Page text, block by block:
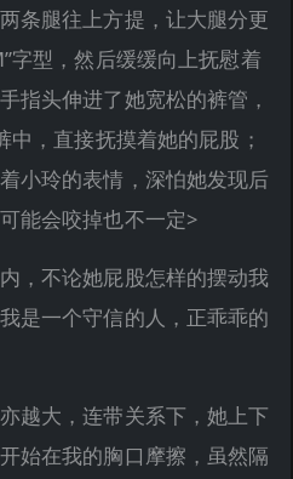
条腿往上方提，让大腿分更
字型，然后缓缓向上抚慰着
指头伸进了她宽松的裤管，
，直接抚摸着她的屁股；
小玲的表情，深怕她发现后
能会咬掉也不一定>
，不论她屁股怎样的摆动我
是一个守信的人，正乖乖的
越大，连带关系下，她上下
始在我的胸口摩擦，虽然隔